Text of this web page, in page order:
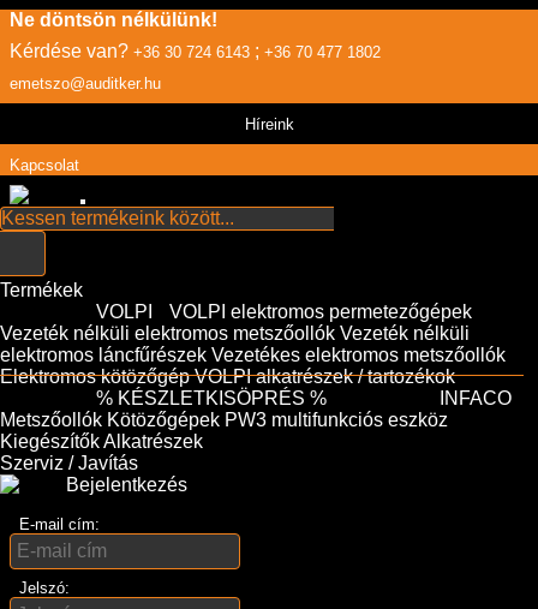
Ne döntsön nélkülünk!
Kérdése van? +36 30 724 6143 ; +36 70 477 1802
emetszo@auditker.hu
Híreink
Kapcsolat
Termékek
VOLPI
VOLPI elektromos permetezőgépek
Vezeték nélküli elektromos metszőollók Vezeték nélküli
elektromos láncfűrészek Vezetékes elektromos metszőollók
Elektromos kötözőgép VOLPI alkatrészek / tartozékok
% KÉSZLETKISÖPRÉS %
INFACO
Metszőollók Kötözőgépek PW3 multifunkciós eszköz
KiegészítőkAlkatrészek
Szerviz / Javítás
Bejelentkezés
E-mail cím:
Jelszó: